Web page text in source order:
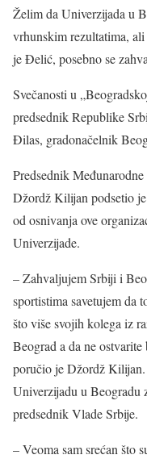
Želim da Univerzijada u
vrhunskim rezultatima,
je Đelić, posebno se
Svečanosti u
predsednik Republike
Đilas, gradonačelnik
Predsednik
Džordž Kilijan podsetio
od osnivanja ove
Univerzijade.
– Zahvaljujem Srbiji i
sportistima savetujem da
što više svojih kolega iz
Beograd a da ne
poručio je Džordž Kilijan.
Univerzijadu u
predsednik Vlade Srbije.
– Veoma sam srećan što